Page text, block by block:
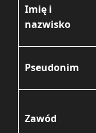
Imię i
nazwisko
Pseudonim
Zawód